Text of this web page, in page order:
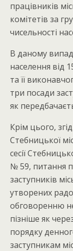
працівників
комітетів за
чисельності
В даному
населення від
та її
три посади
як
Крім цього,
Стебницької
сесії
№ 59, питання
заступників
утворених
обговоренню
пізніше як
порядку
заступникам